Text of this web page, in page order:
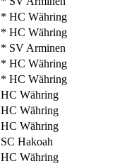
* HC Währing
* HC Währing
* SV Arminen
* HC Währing
* HC Währing
HC Währing
HC Währing
HC Währing
SC Hakoah
HC Währing